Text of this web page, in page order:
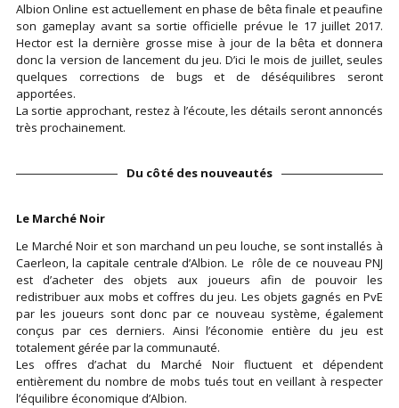
Albion Online est actuellement en phase de bêta finale et peaufine
son gameplay avant sa sortie officielle prévue le 17 juillet 2017.
Hector est la dernière grosse mise à jour de la bêta et donnera
donc la version de lancement du jeu. D’ici le mois de juillet, seules
quelques corrections de bugs et de déséquilibres seront
apportées.
La sortie approchant, restez à l’écoute, les détails seront annoncés
très prochainement.
Du côté des nouveautés
Le Marché Noir
Le Marché Noir et son marchand un peu louche, se sont installés à
Caerleon, la capitale centrale d’Albion. Le rôle de ce nouveau PNJ
est d’acheter des objets aux joueurs afin de pouvoir les
redistribuer aux mobs et coffres du jeu. Les objets gagnés en PvE
par les joueurs sont donc par ce nouveau système, également
conçus par ces derniers. Ainsi l’économie entière du jeu est
totalement gérée par la communauté.
Les offres d’achat du Marché Noir fluctuent et dépendent
entièrement du nombre de mobs tués tout en veillant à respecter
l’équilibre économique d’Albion.